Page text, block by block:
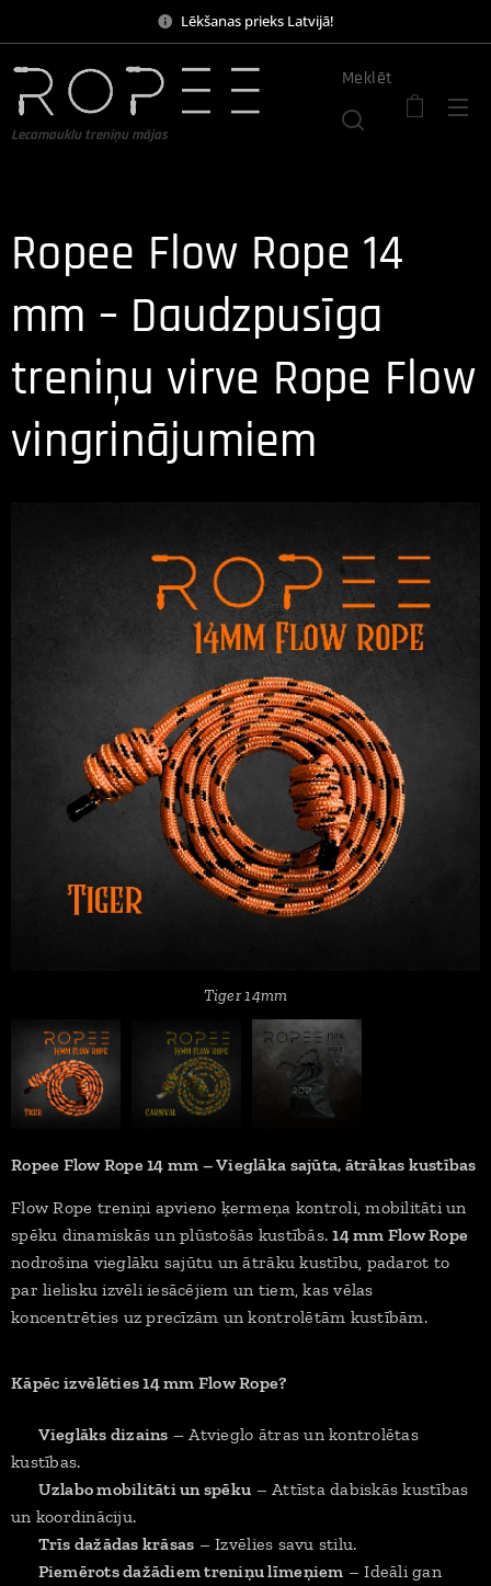
Lēkšanas prieks Latvijā!
Lecamauklu treniņu mājas
Meklēt
Ropee Flow Rope 14
mm – Daudzpusīga
treniņu virve Rope Flow
vingrinājumiem
Tiger 14mm
Ropee Flow Rope 14 mm – Vieglāka sajūta, ātrākas kustības
Flow Rope treniņi apvieno ķermeņa kontroli, mobilitāti un
spēku dinamiskās un plūstošās kustībās.14 mm Flow Rope
nodrošina vieglāku sajūtu un ātrāku kustību, padarot to
par lielisku izvēli iesācējiem un tiem, kas vēlas
koncentrēties uz precīzām un kontrolētām kustībām.
Kāpēc izvēlēties 14 mm Flow Rope?
Vieglāks dizains – Atvieglo ātras un kontrolētas
kustības.
Uzlabo mobilitāti un spēku – Attīsta dabiskās kustības
un koordināciju.
Trīs dažādas krāsas – Izvēlies savu stilu.
Piemērots dažādiem treniņu līmeņiem – Ideāli gan